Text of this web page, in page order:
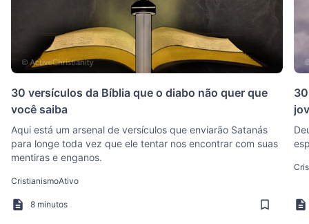
30 versículos da Bíblia que o diabo não quer que
você saiba
Aqui está um arsenal de versículos que enviarão Satanás
para longe toda vez que ele tentar nos encontrar com suas
mentiras e enganos.
CristianismoAtivo
8 minutos